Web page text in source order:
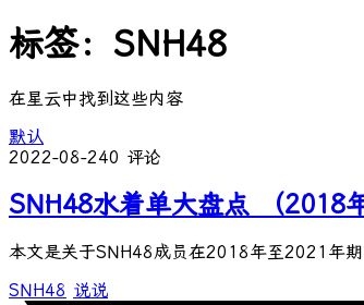
标签：SNH48
在星云中找到这些内容
默认
2022-08-240 评论
SNH48水着单大盘点 （2018
本文是关于SNH48成员在2018年至2021年
SNH48 说说